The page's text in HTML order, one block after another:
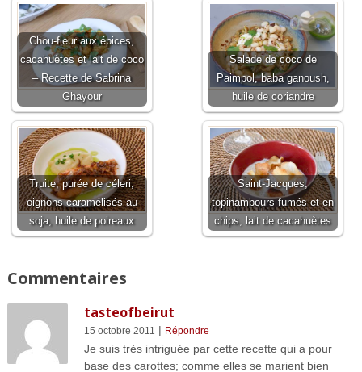
Chou-fleur aux épices,
cacahuètes et lait de coco
– Recette de Sabrina
Ghayour
Salade de coco de
Paimpol, baba ganoush,
huile de coriandre
Truite, purée de céleri,
oignons caramélisés au
soja, huile de poireaux
Saint-Jacques,
topinambours fumés et en
chips, lait de cacahuètes
Commentaires
tasteofbeirut
15 octobre 2011 | Répondre
Je suis très intriguée par cette recette qui a pour
base des carottes; comme elles se marient bien